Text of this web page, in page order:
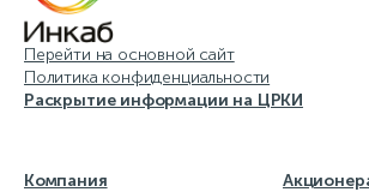
Перейти на основной сайт
Политика конфиденциальности
Раскрытие информации на ЦРКИ
Компания